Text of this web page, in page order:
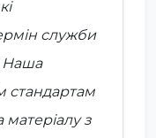
служби
Наша
стандартам
матеріалу з